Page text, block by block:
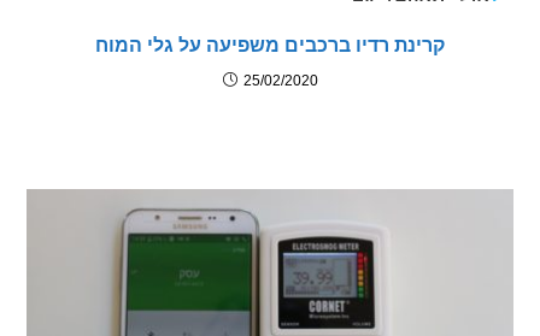
קרינת רדיו ברכבים משפיעה על גלי המוח
25/02/2020